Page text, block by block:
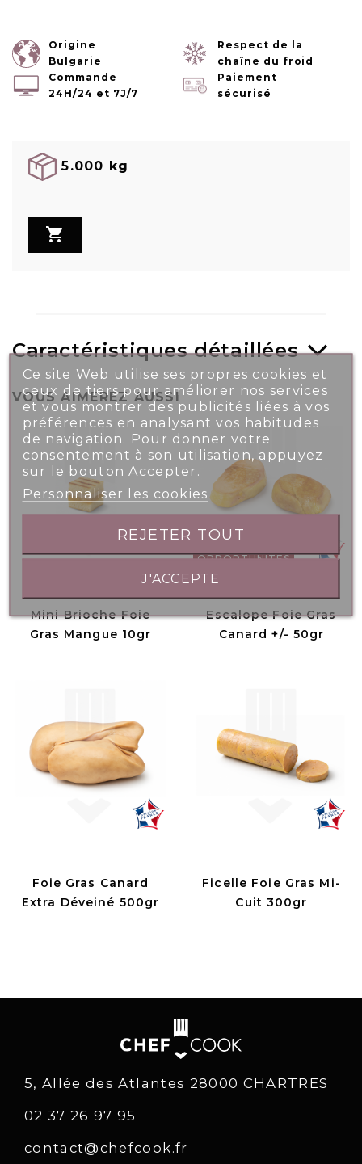
Origine
Bulgarie
Respect de la
chaîne du froid
Commande
24H/24 et 7J/7
Paiement
sécurisé
5.000 kg

Caractéristiques détaillées
VOUS AIMEREZ AUSSI
Mini Brioche Foie
Gras Mangue 10gr
OPPORTUNITÉS
Escalope Foie Gras
Canard +/- 50gr
Foie Gras Canard
Extra Déveiné 500gr
Ficelle Foie Gras Mi-
Cuit 300gr
5, Allée des Atlantes 28000 CHARTRES
02 37 26 97 95
contact@chefcook.fr
Ce site Web utilise ses propres cookies et
ceux de tiers pour améliorer nos services
et vous montrer des publicités liées à vos
préférences en analysant vos habitudes
de navigation. Pour donner votre
consentement à son utilisation, appuyez
sur le bouton Accepter.
Personnaliser les cookies
REJETER TOUT
J'ACCEPTE